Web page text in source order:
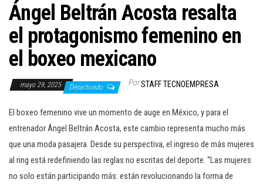
Ángel Beltrán Acosta resalta
el protagonismo femenino en
el boxeo mexicano
mayo 29, 2025 Desactivado PorSTAFF TECNOEMPRESA
El boxeo femenino vive un momento de auge en México, y para el
entrenador Ángel Beltrán Acosta, este cambio representa mucho más
que una moda pasajera. Desde su perspectiva, el ingreso de más mujeres
al ring está redefiniendo las reglas no escritas del deporte. “Las mujeres
no solo están participando más: están revolucionando la forma de